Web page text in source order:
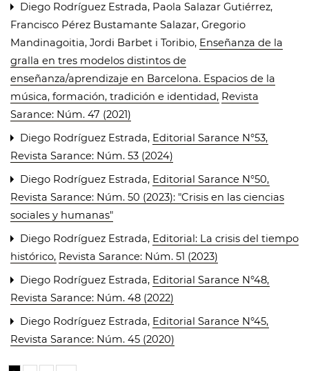
Diego Rodríguez Estrada, Paola Salazar Gutiérrez,
Francisco Pérez Bustamante Salazar, Gregorio
Mandinagoitia, Jordi Barbet i Toribio, Enseñanza de la
gralla en tres modelos distintos de
enseñanza/aprendizaje en Barcelona. Espacios de la
música, formación, tradición e identidad, Revista
Sarance: Núm. 47 (2021)
Diego Rodríguez Estrada, Editorial Sarance N°53,
Revista Sarance: Núm. 53 (2024)
Diego Rodríguez Estrada, Editorial Sarance N°50,
Revista Sarance: Núm. 50 (2023): "Crisis en las ciencias
sociales y humanas"
Diego Rodríguez Estrada, Editorial: La crisis del tiempo
histórico, Revista Sarance: Núm. 51 (2023)
Diego Rodríguez Estrada, Editorial Sarance N°48,
Revista Sarance: Núm. 48 (2022)
Diego Rodríguez Estrada, Editorial Sarance N°45,
Revista Sarance: Núm. 45 (2020)